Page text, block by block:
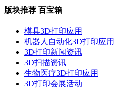
版块推荐 百宝箱
模具3D打印应用
机器人自动化3D打印应用
3D打印新闻资讯
3D扫描资讯
生物医疗3D打印应用
3D打印会展活动